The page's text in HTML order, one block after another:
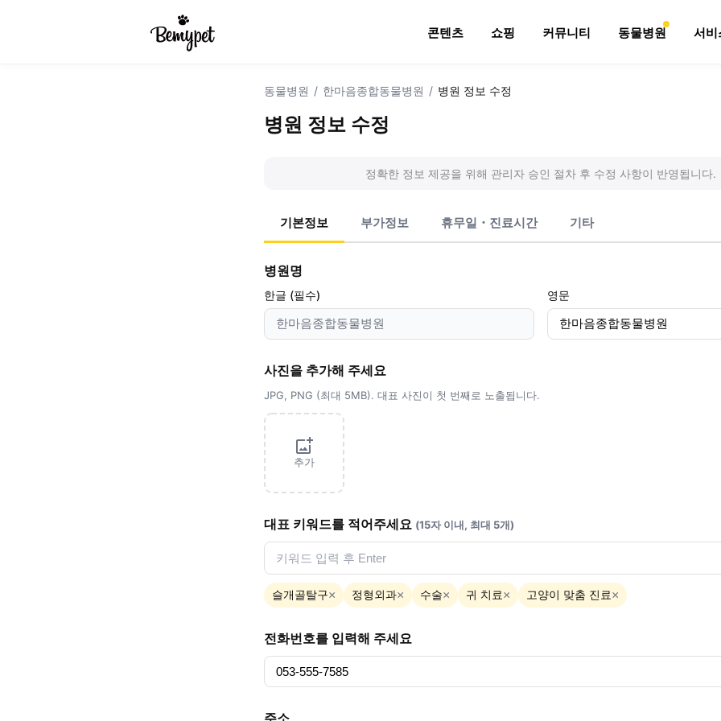
콘텐츠 쇼핑 커뮤니티 동물병원 서비
동물병원 / 한마음종합동물병원 / 병원 정보 수정
병원 정보 수정
정확한 정보 제공을 위해 관리자 승인 절차 후 수정 사항이 반영됩니다.
기본정보 부가정보 휴무일・진료시간 기타
병원명
한글 (필수) 영문
사진을 추가해 주세요
JPG, PNG (최대 5MB). 대표 사진이 첫 번째로 노출됩니다.
추가
대표 키워드를 적어주세요 (15자 이내, 최대 5개)
슬개골탈구× 정형외과× 수술× 귀 치료× 고양이 맞춤 진료×
전화번호를 입력해 주세요
주소